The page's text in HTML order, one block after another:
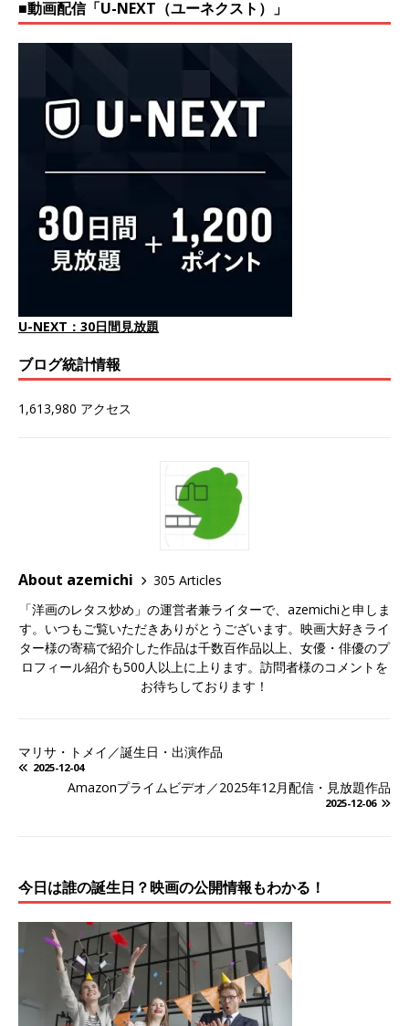
■動画配信「U-NEXT（ユーネクスト）」
U-NEXT：30日間見放題
ブログ統計情報
1,613,980 アクセス
About azemichi
305 Articles
「洋画のレタス炒め」の運営者兼ライターで、azemichiと申しま
す。いつもご覧いただきありがとうございます。映画大好きライ
ター様の寄稿で紹介した作品は千数百作品以上、女優・俳優のプ
ロフィール紹介も500人以上に上ります。訪問者様のコメントを
お待ちしております！
マリサ・トメイ／誕生日・出演作品
2025-12-04
Amazonプライムビデオ／2025年12月配信・見放題作品
2025-12-06
今日は誰の誕生日？映画の公開情報もわかる！